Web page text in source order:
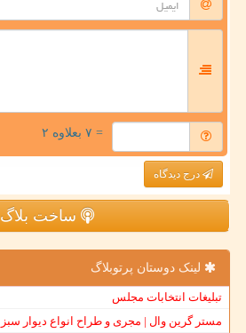
= ۷ بعلاوه ۲
درج دیدگاه
ساخت بلاگ
لینک دوستان پرتوبلاگ
تبلیغات انتخابات مجلس
مستر گرین وال | مجری و طراح انواع دیوار سبز